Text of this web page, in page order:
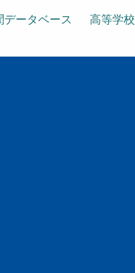
データベース 高等学校